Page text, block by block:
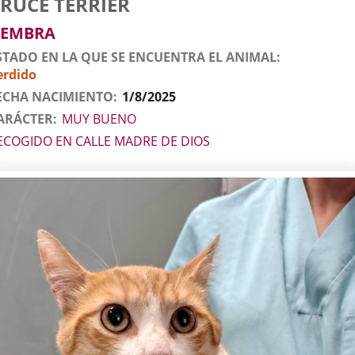
EN LA QUE SE ENCUENTRA EL ANIMAL
NACIMIENTO 1/8/2025
MUY BUENO
EN CALLE MADRE DE DIOS